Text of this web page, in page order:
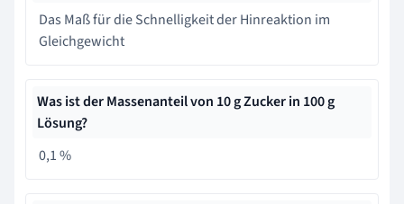
Das Maß für die Schnelligkeit der Hinreaktion im
Gleichgewicht
Was ist der Massenanteil von 10 g Zucker in 100 g
Lösung?
0,1 %